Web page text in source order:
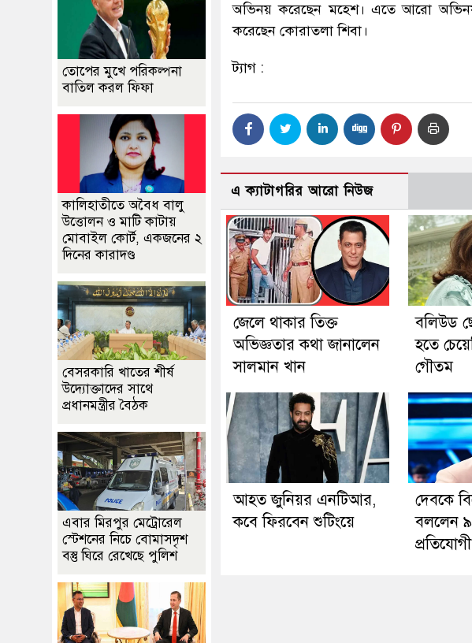
অভিনয় করেছেন মহেশ। এতে আরো অভিনয়
করেছেন কোরাতলা শিবা।
ট্যাগ :
এ ক্যাটাগরির আরো নিউজ
জেলে থাকার তিক্ত
অভিজ্ঞতার কথা জানালেন
সালমান খান
বলিউড
হতে
গৌতম
আহত জুনিয়র এনটিআর,
কবে ফিরবেন শুটিংয়ে
দেবকে
বললেন
প্রতিযোগী
তোপের মুখে পরিকল্পনা
বাতিল করল ফিফা
কালিহাতীতে অবৈধ বালু
উত্তোলন ও মাটি কাটায়
মোবাইল কোর্ট, একজনের ২
দিনের কারাদণ্ড
বেসরকারি খাতের শীর্ষ
উদ্যোক্তাদের সাথে
প্রধানমন্ত্রীর বৈঠক
এবার মিরপুর মেট্রোরেল
স্টেশনের নিচে বোমাসদৃশ
বস্তু ঘিরে রেখেছে পুলিশ